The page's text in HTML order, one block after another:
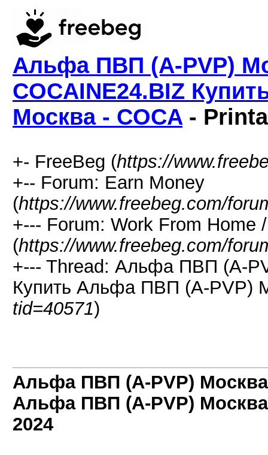
Альфа ПВП (A-PVP)
COCAINE24.BIZ
Москва - COCA -
+- FreeBeg (https://
+-- Forum: Earn Money
(https://www.freebeg.com/
+--- Forum: Work From Home
(https://www.freebeg.com/
+--- Thread: Альфа ПВП (A-
Купить Альфа ПВП (A-PVP)
tid=40571)
Альфа ПВП (A-PVP)
Альфа ПВП (A-PVP) Москва
2024